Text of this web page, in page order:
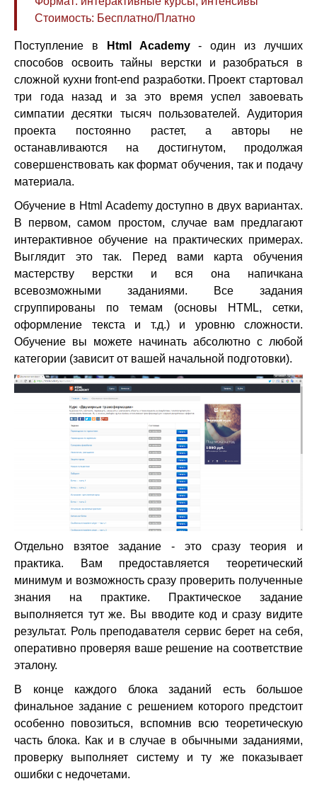
Стоимость: Бесплатно/Платно
Поступление в Html Academy- один из лучших
способов освоить тайны верстки и разобраться в
сложной кухни front-end разработки. Проект стартовал
три года назад и за это время успел завоевать
симпатии десятки тысяч пользователей. Аудитория
проекта постоянно растет, а авторы не
останавливаются на достигнутом, продолжая
совершенствовать как формат обучения, так и подачу
материала.
Обучение в Html Academy доступно в двух вариантах.
В первом, самом простом, случае вам предлагают
интерактивное обучение на практических примерах.
Выглядит это так. Перед вами карта обучения
мастерству верстки и вся она напичкана
всевозможными заданиями. Все задания
сгруппированы по темам (основы HTML, сетки,
оформление текста и т.д.) и уровню сложности.
Обучение вы можете начинать абсолютно с любой
категории (зависит от вашей начальной подготовки).
Отдельно взятое задание - это сразу теория и
практика. Вам предоставляется теоретический
минимум и возможность сразу проверить полученные
знания на практике. Практическое задание
выполняется тут же. Вы вводите код и сразу видите
результат. Роль преподавателя сервис берет на себя,
оперативно проверяя ваше решение на соответствие
эталону.
В конце каждого блока заданий есть большое
финальное задание с решением которого предстоит
особенно повозиться, вспомнив всю теоретическую
часть блока. Как и в случае в обычными заданиями,
проверку выполняет систему и ту же показывает
ошибки с недочетами.